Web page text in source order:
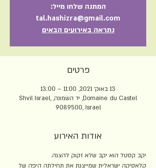
המתנה שלחו מייל:
tal.hashizra@gmail.com
נתראה באירועים הבאים
פרטים
13 באוק׳ 2021, 11:00 – 13:00
Domaine du Castel, יד השמונה, Shvil Israel,
9089500, Israel
אודות האירוע
יקב קסטל הוא יקב שלא זקוק להצגה.
קלאסיקה ישראלית שמייצגת את תחילתה היפה של